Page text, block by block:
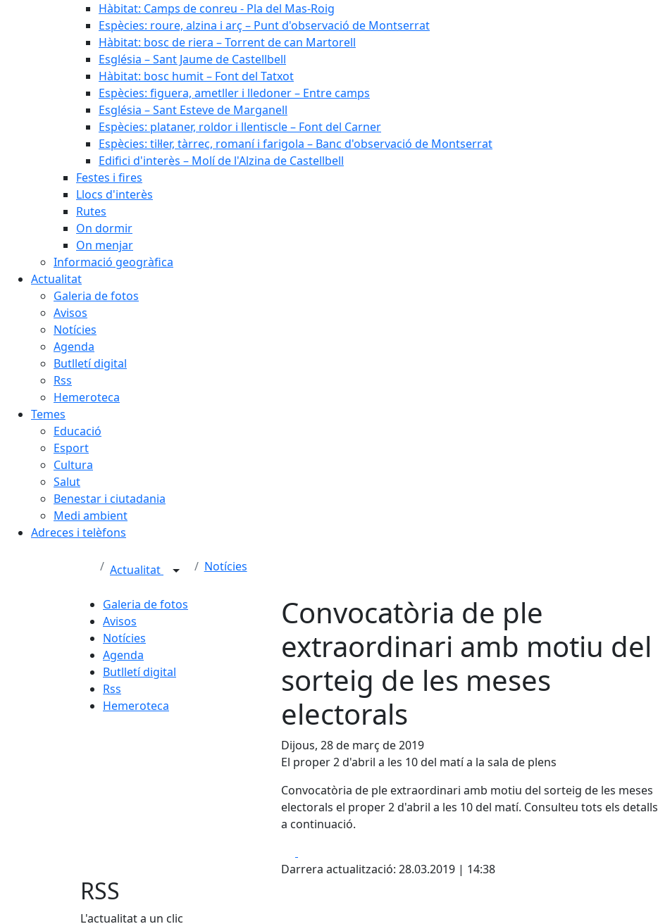
Hàbitat: Camps de conreu - Pla del Mas-Roig
Espècies: roure, alzina i arç – Punt d'observació de Montserrat
Hàbitat: bosc de riera – Torrent de can Martorell
Església – Sant Jaume de Castellbell
Hàbitat: bosc humit – Font del Tatxot
Espècies: figuera, ametller i lledoner – Entre camps
Església – Sant Esteve de Marganell
Espècies: plataner, roldor i llentiscle – Font del Carner
Espècies: til·ler, tàrrec, romaní i farigola – Banc d'observació de Montserrat
Edifici d'interès – Molí de l'Alzina de Castellbell
Festes i fires
Llocs d'interès
Rutes
On dormir
On menjar
Informació geogràfica
Actualitat
Galeria de fotos
Avisos
Notícies
Agenda
Butlletí digital
Rss
Hemeroteca
Temes
Educació
Esport
Cultura
Salut
Benestar i ciutadania
Medi ambient
Adreces i telèfons
Actualitat Notícies
Galeria de fotos
Avisos
Notícies
Agenda
Butlletí digital
Rss
Hemeroteca
Convocatòria de ple
extraordinari amb motiu del
sorteig de les meses
electorals
Dijous, 28 de març de 2019
El proper 2 d'abril a les 10 del matí a la sala de plens
Convocatòria de ple extraordinari amb motiu del sorteig de les meses
electorals el proper 2 d'abril a les 10 del matí. Consulteu tots els detalls
a continuació.
Darrera actualització: 28.03.2019 | 14:38
RSS
L'actualitat a un clic